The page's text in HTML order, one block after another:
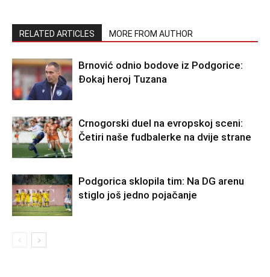
RELATED ARTICLES MORE FROM AUTHOR
Brnović odnio bodove iz Podgorice:
Đokaj heroj Tuzana
Crnogorski duel na evropskoj sceni:
Četiri naše fudbalerke na dvije strane
Podgorica sklopila tim: Na DG arenu
stiglo još jedno pojačanje